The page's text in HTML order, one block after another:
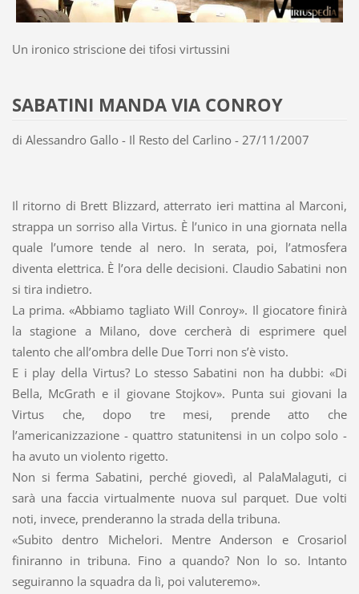
Un ironico striscione dei tifosi virtussini
SABATINI MANDA VIA CONROY
di Alessandro Gallo - Il Resto del Carlino - 27/11/2007
Il ritorno di Brett Blizzard, atterrato ieri mattina al Marconi,
strappa un sorriso alla Virtus. È l’unico in una giornata nella
quale l’umore tende al nero. In serata, poi, l’atmosfera
diventa elettrica. È l’ora delle decisioni. Claudio Sabatini non
si tira indietro.
La prima. «Abbiamo tagliato Will Conroy». Il giocatore finirà
la stagione a Milano, dove cercherà di esprimere quel
talento che all’ombra delle Due Torri non s’è visto.
E i play della Virtus? Lo stesso Sabatini non ha dubbi: «Di
Bella, McGrath e il giovane Stojkov». Punta sui giovani la
Virtus che, dopo tre mesi, prende atto che
l’americanizzazione - quattro statunitensi in un colpo solo -
ha avuto un violento rigetto.
Non si ferma Sabatini, perché giovedì, al PalaMalaguti, ci
sarà una faccia virtualmente nuova sul parquet. Due volti
noti, invece, prenderanno la strada della tribuna.
«Subito dentro Michelori. Mentre Anderson e Crosariol
finiranno in tribuna. Fino a quando? Non lo so. Intanto
seguiranno la squadra da lì, poi valuteremo».